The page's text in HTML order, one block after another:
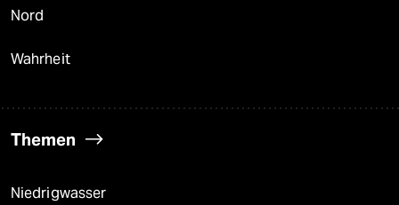
Nord
Wahrheit
Themen
Niedrigwasser